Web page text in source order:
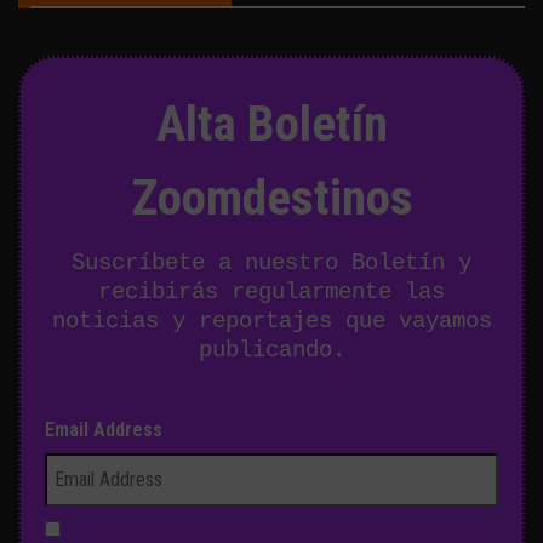
Alta Boletín
Zoomdestinos
Suscríbete a nuestro Boletín y
recibirás regularmente las
noticias y reportajes que vayamos
publicando.
Email Address